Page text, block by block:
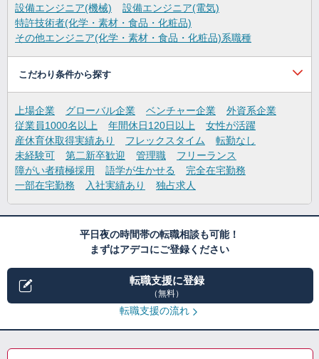
設備エンジニア(機械)
設備エンジニア(電気)
特許技術者(化学・素材・食品・化粧品)
その他エンジニア(化学・素材・食品・化粧品)系職種
こだわり条件から探す
上場企業 グローバル企業 ベンチャー企業
外資系企業
従業員1000名以上
年間休日120日以上
女性が活躍
産休育休取得実績あり
フレックスタイム
転勤なし
未経験可
第二新卒歓迎 管理職
フリーランス
障がい者積極採用
語学が生かせる
完全在宅勤務
一部在宅勤務
入社実績あり 独占求人
平日夜の時間帯の転職相談も可能！
まずはアデコにご登録ください
転職支援に登録
（無料）
転職支援の流れ